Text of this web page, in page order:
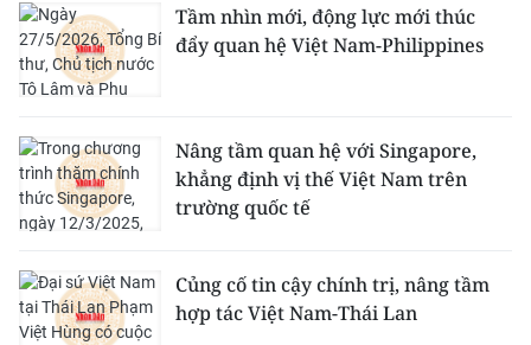
Tầm nhìn mới, động lực mới thúc
đẩy quan hệ Việt Nam-Philippines
Nâng tầm quan hệ với Singapore,
khẳng định vị thế Việt Nam trên
trường quốc tế
Củng cố tin cậy chính trị, nâng tầm
hợp tác Việt Nam-Thái Lan